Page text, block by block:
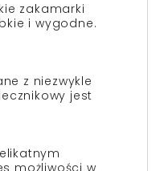
zakamarki
i wygodne.
z niezwykle
jest